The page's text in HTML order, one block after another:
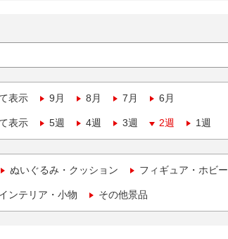
表示 9月 8月 7月 6月
表示 5週 4週 3週 2週 1週
ぬいぐるみ・クッション フィギュア・ホビー
ンテリア・小物 その他景品